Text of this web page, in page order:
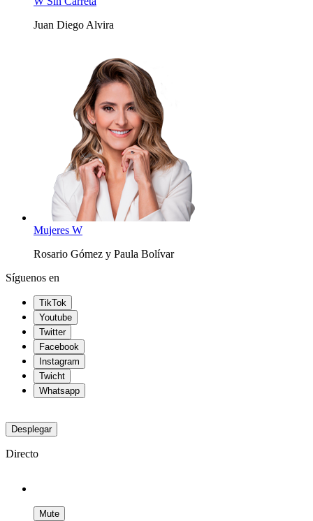
Juan Diego Alvira
Mujeres W
Rosario Gómez y Paula Bolívar
Síguenos en
TikTok
Youtube
Twitter
Facebook
Instagram
Twicht
Whatsapp
Desplegar
Directo
Mute